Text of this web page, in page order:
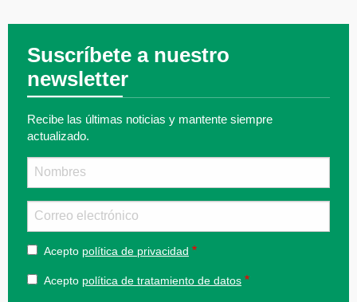
Suscríbete a nuestro
newsletter
Recibe las últimas noticias y mantente siempre
actualizado.
Acepto política de privacidad
Acepto política de tratamiento de datos